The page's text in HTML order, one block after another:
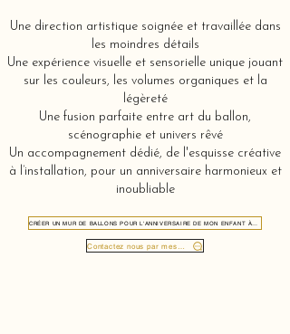
Une direction artistique soignée et travaillée dans
les moindres détails
Une expérience visuelle et sensorielle unique jouant
sur les couleurs, les volumes organiques et la
légèreté
Une fusion parfaite entre art du ballon,
scénographie et univers rêvé
Un accompagnement dédié, de l'esquisse créative
à l’installation, pour un anniversaire harmonieux et
inoubliable